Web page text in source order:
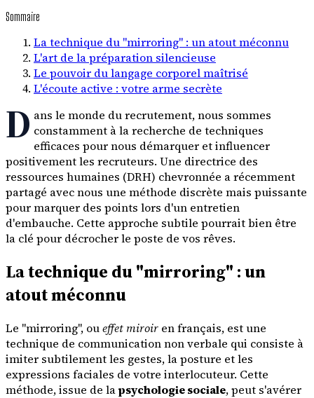
Sommaire
La technique du "mirroring" : un atout méconnu
L'art de la préparation silencieuse
Le pouvoir du langage corporel maîtrisé
L'écoute active : votre arme secrète
D ans le monde du recrutement, nous sommes
constamment à la recherche de techniques
efficaces pour nous démarquer et influencer
positivement les recruteurs. Une directrice des
ressources humaines (DRH) chevronnée a récemment
partagé avec nous une méthode discrète mais puissante
pour marquer des points lors d'un entretien
d'embauche. Cette approche subtile pourrait bien être
la clé pour décrocher le poste de vos rêves.
La technique du "mirroring" : un
atout méconnu
Le "mirroring", oueffet miroir en français, est une
technique de communication non verbale qui consiste à
imiter subtilement les gestes, la posture et les
expressions faciales de votre interlocuteur. Cette
méthode, issue de lapsychologie sociale, peut s'avérer